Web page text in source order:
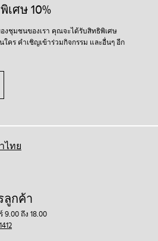
เศษ 10%
งชุมชนของเรา คุณจะได้รับสิทธิพิเศษ
ใคร คำเชิญเข้าร่วมกิจกรรม และอื่นๆ อีก
ลูกค้า
ถึง 18.00
ไทย